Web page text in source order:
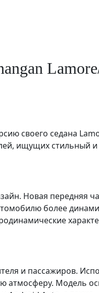
своего седана
ищущих стильный
Новая передняя
более
и пассажиров.
атмосферу. Модель